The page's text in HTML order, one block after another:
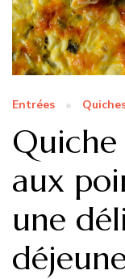
Entrées
aux
une